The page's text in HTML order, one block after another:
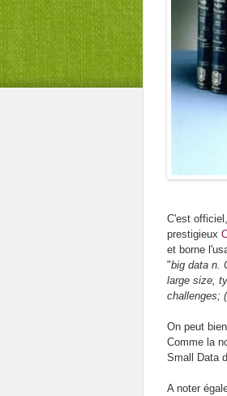
C'est
prestigieux
et borne
"big data n.
large size,
challenges;
On peut
Comme la
Small Data
A noter